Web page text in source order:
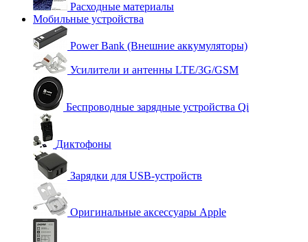
Расходные материалы
Мобильные устройства
Power Bank (Внешние аккумуляторы)
Усилители и антенны LTE/3G/GSM
Беспроводные зарядные устройства Qi
Диктофоны
Зарядки для USB-устройств
Оригинальные аксессуары Apple